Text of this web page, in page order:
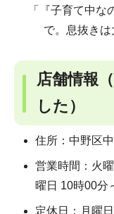
「『子育て中
で。息抜きは
店舗情報（
した）
住所：中野区
営業時間：火
曜日 10時00分
定休日：月曜日